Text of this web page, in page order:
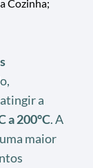
Cozinha;
a
a 200°C. A
maior